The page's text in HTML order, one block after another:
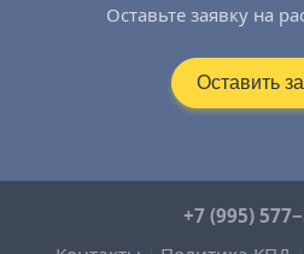
Оставьте заявку на
Оставить
+7 (995)